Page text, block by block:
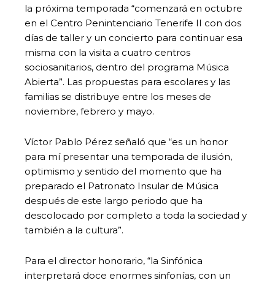
la próxima temporada “comenzará en octubre
en el Centro Penintenciario Tenerife II con dos
días de taller y un concierto para continuar esa
misma con la visita a cuatro centros
sociosanitarios, dentro del programa Música
Abierta”. Las propuestas para escolares y las
familias se distribuye entre los meses de
noviembre, febrero y mayo.
Víctor Pablo Pérez señaló que “es un honor
para mí presentar una temporada de ilusión,
optimismo y sentido del momento que ha
preparado el Patronato Insular de Música
después de este largo periodo que ha
descolocado por completo a toda la sociedad y
también a la cultura”.
Para el director honorario, “la Sinfónica
interpretará doce enormes sinfonías, con un